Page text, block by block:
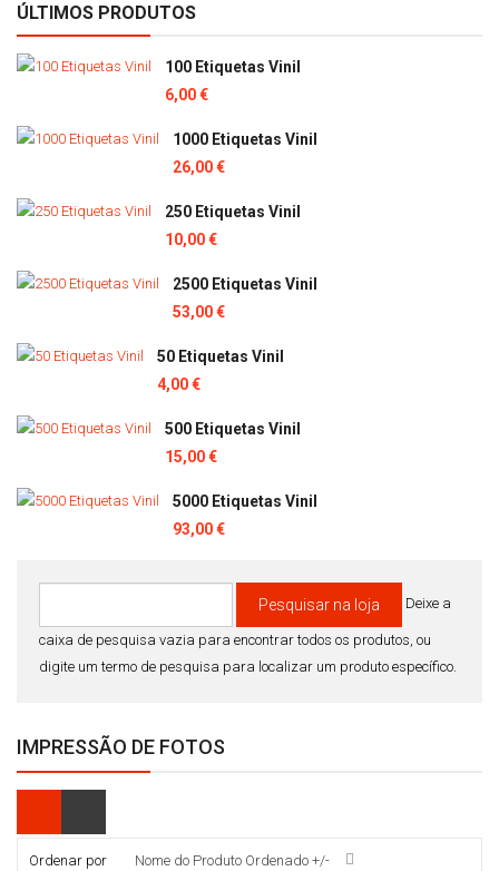
ÚLTIMOS PRODUTOS
100 Etiquetas Vinil
6,00 €
1000 Etiquetas Vinil
26,00 €
250 Etiquetas Vinil
10,00 €
2500 Etiquetas Vinil
53,00 €
50 Etiquetas Vinil
4,00 €
500 Etiquetas Vinil
15,00 €
5000 Etiquetas Vinil
93,00 €
Deixe a
caixa de pesquisa vazia para encontrar todos os produtos, ou
digite um termo de pesquisa para localizar um produto específico.
IMPRESSÃO DE FOTOS
Ordenar por Nome do Produto Ordenado +/-